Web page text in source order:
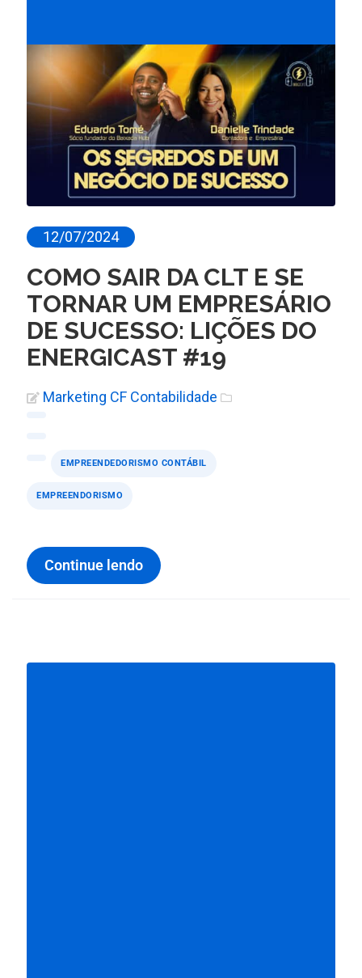
12/07/2024
COMO SAIR DA CLT E SE
TORNAR UM EMPRESÁRIO
DE SUCESSO: LIÇÕES DO
ENERGICAST #19
Marketing CF Contabilidade
EMPREENDEDORISMO CONTÁBIL
EMPREENDORISMO
Continue lendo